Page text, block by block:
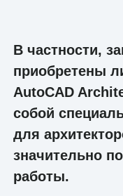
В частности,
приобретены
AutoCAD
собой
для
значительно
работы.